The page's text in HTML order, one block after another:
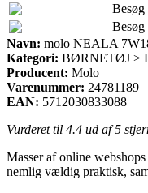
Besøg
Besøg
Navn: molo NEALA
Kategori: BØRNETØJ >
Producent: Molo
Varenummer: 24781189
EAN: 5712030833088
Vurderet til 4.4 ud af 5
Masser af online
nemlig vældig praktisk,